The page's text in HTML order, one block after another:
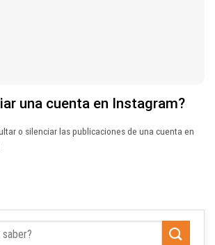
una cuenta en Instagram?
o silenciar las publicaciones de una cuenta en